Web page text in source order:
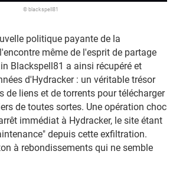
© blackspell81
politique payante de la
même de l'esprit de partage
Blackspell81 a ainsi récupéré et
d'Hydracker : un véritable trésor
de liens et de torrents pour télécharger
de toutes sortes. Une opération choc
immédiat à Hydracker, le site étant
depuis cette exfiltration.
à rebondissements qui ne semble